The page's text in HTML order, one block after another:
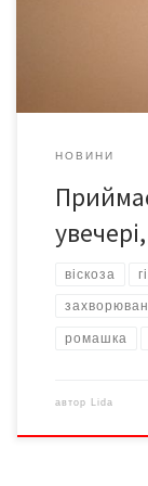
явища
асистент
НОВИНИ
віскоза
ромашка
автор Lida